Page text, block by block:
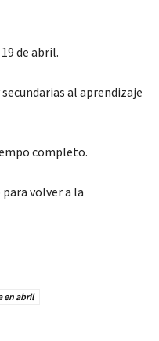
de abril.
al aprendizaje
completo.
volver a la
en abril